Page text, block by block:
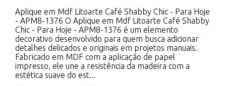
Aplique em Mdf Litoarte Café Shabby Chic - Para Hoje
- APM8-1376 O Aplique em Mdf Litoarte Café Shabby
Chic - Para Hoje - APM8-1376 é um elemento
decorativo desenvolvido para quem busca adicionar
detalhes delicados e originais em projetos manuais.
Fabricado em MDF com a aplicação de papel
impresso, ele une a resistência da madeira com a
estética suave do est...